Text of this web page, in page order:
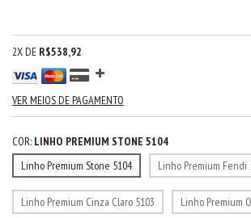
2X DE R$538,92
VER MEIOS DE PAGAMENTO
COR: LINHO PREMIUM STONE 5104
Linho Premium Stone 5104
Linho Premium Fendi
Linho Premium Cinza Claro 5103 Linho Premium